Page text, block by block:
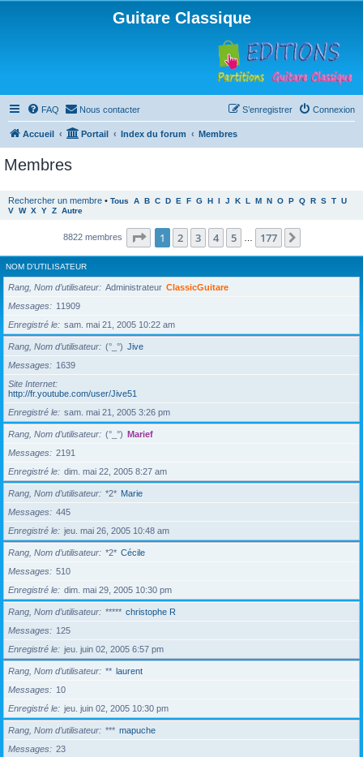
Guitare Classique
FAQ Nous contacter Connexion
S’enregistrer
Accueil Portail Index du forum Membres
Membres
Rechercher un membre • Tous A B C D E F G H I J K L M N O P Q R S T U
V W X Y Z Autre
8822 membres Page 1sur177
1 2 3 4 5 177
NOM D’UTILISATEUR
Rang, Nom d’utilisateur Administrateur ClassicGuitare
Messages
11909
Enregistré le
sam. mai 21, 2005 10:22 am
Rang, Nom d’utilisateur (°_°) Jive
Messages
1639
Site Internet
http://fr.youtube.com/user/Jive51
Enregistré le
sam. mai 21, 2005 3:26 pm
Rang, Nom d’utilisateur (°_°) Marief
Messages
2191
Enregistré le
dim. mai 22, 2005 8:27 am
Rang, Nom d’utilisateur *2* Marie
Messages
445
Enregistré le
jeu. mai 26, 2005 10:48 am
Rang, Nom d’utilisateur *2* Cécile
Messages
510
Enregistré le
dim. mai 29, 2005 10:30 pm
Rang, Nom d’utilisateur ***** christophe R
Messages
125
Enregistré le
jeu. juin 02, 2005 6:57 pm
Rang, Nom d’utilisateur ** laurent
Messages
10
Enregistré le
jeu. juin 02, 2005 10:30 pm
Rang, Nom d’utilisateur *** mapuche
Messages
23